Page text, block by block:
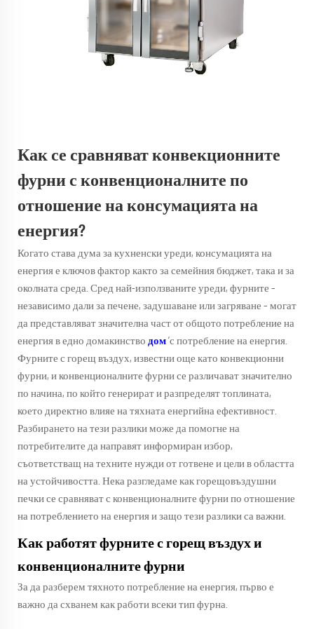
Как се сравняват конвекционните
фурни с конвенционалните по
отношение на консумацията на
енергия?
Когато става дума за кухненски уреди, консумацията на
енергия е ключов фактор както за семейния бюджет, така и за
околната среда. Сред най-използваните уреди, фурните –
независимо дали за печене, задушаване или загряване – могат
да представляват значителна част от общото потребление на
енергия в едно домакинство дом ’с потребление на енергия.
Фурните с горещ въздух, известни още като конвекционни
фурни, и конвенционалните фурни се различават значително
по начина, по който генерират и разпределят топлината,
което директно влияе на тяхната енергийна ефективност.
Разбирането на тези разлики може да помогне на
потребителите да направят информиран избор,
съответстващ на техните нужди от готвене и цели в областта
на устойчивостта. Нека разгледаме как горещовъздушни
печки се сравняват с конвенционалните фурни по отношение
на потреблението на енергия и защо тези разлики са важни.
Как работят фурните с горещ въздух и
конвенционалните фурни
За да разберем тяхното потребление на енергия, първо е
важно да схванем как работи всеки тип фурна.